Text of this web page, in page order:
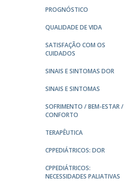
PROGNÓSTICO
QUALIDADE DE VIDA
SATISFAÇÃO COM OS
CUIDADOS
SINAIS E SINTOMAS DOR
SINAIS E SINTOMAS
SOFRIMENTO / BEM-ESTAR /
CONFORTO
TERAPÊUTICA
CPPEDIÁTRICOS: DOR
CPPEDIÁTRICOS:
NECESSIDADES PALIATIVAS